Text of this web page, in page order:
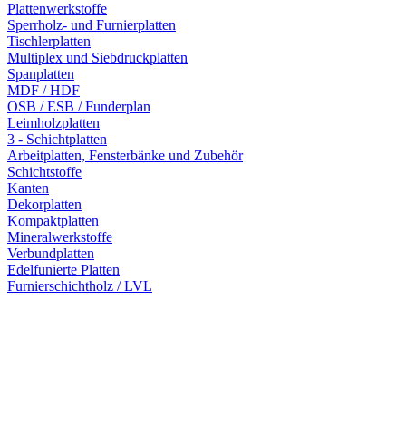
Plattenwerkstoffe
Sperrholz- und Furnierplatten
Tischlerplatten
Multiplex und Siebdruckplatten
Spanplatten
MDF / HDF
OSB / ESB / Funderplan
Leimholzplatten
3 - Schichtplatten
Arbeitplatten, Fensterbänke und Zubehör
Schichtstoffe
Kanten
Dekorplatten
Kompaktplatten
Mineralwerkstoffe
Verbundplatten
Edelfunierte Platten
Furnierschichtholz / LVL